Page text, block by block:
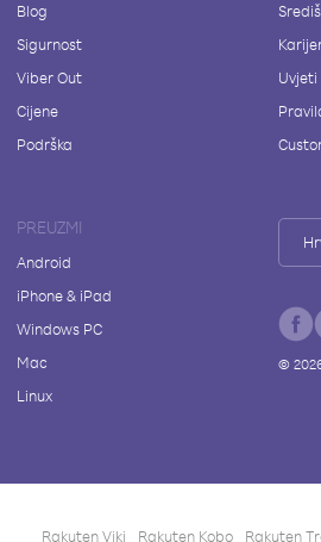
Blog
Sigurnost
Viber Out
Cijene
Podrška
PREUZMI
Android
iPhone & iPad
Windows PC
Mac
Linux
©
Rakuten Viki Rakuten Kobo Rakuten